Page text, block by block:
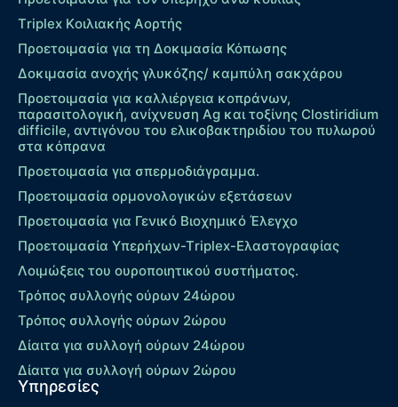
Τriplex Kοιλιακής Αορτής
Προετοιμασία για τη Δοκιμασία Κόπωσης
Δοκιμασία ανοχής γλυκόζης/ καμπύλη σακχάρου
Προετοιμασία για καλλιέργεια κοπράνων,
παρασιτολογική, ανίχνευση Ag και τοξίνης Clostiridium
difficile, αντιγόνου του ελικοβακτηριδίου του πυλωρού
στα κόπρανα
Προετοιμασία για σπερμοδιάγραμμα.
Προετοιμασία ορμονολογικών εξετάσεων
Προετοιμασία για Γενικό Βιοχημικό Έλεγχο
Προετοιμασία Υπερήχων-Τriplex-Ελαστογραφίας
Λοιμώξεις του ουροποιητικού συστήματος.
Τρόπος συλλογής ούρων 24ώρου
Τρόπος συλλογής ούρων 2ώρου
Δίαιτα για συλλογή ούρων 24ώρου
Δίαιτα για συλλογή ούρων 2ώρου
Υπηρεσίες